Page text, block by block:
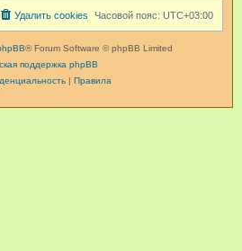
Часовой пояс: UTC+03:00
Удалить cookies
® Forum Software © phpBB Limited
поддержка phpBB
| Правила